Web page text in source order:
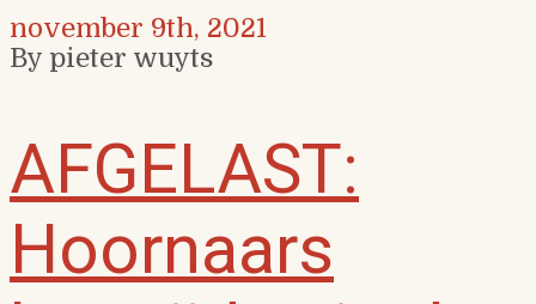
november 9th, 2021
By pieter wuyts
AFGELAST:
Hoornaars